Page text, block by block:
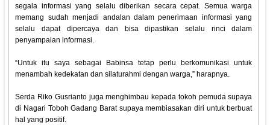
segala informasi yang selalu diberikan secara cepat. Semua warga
memang sudah menjadi andalan dalam penerimaan informasi yang
selalu dapat dipercaya dan bisa dipastikan selalu rinci dalam
penyampaian informasi.
“Untuk itu saya sebagai Babinsa tetap perlu berkomunikasi untuk
menambah kedekatan dan silaturahmi dengan warga,” harapnya.
Serda Riko Gusrianto juga menghimbau kepada tokoh pemuda supaya
di Nagari Toboh Gadang Barat supaya membiasakan diri untuk berbuat
hal yang positif.